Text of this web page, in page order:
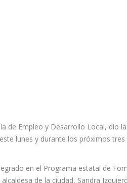
de Empleo y Desarrollo Local, dio
lunes y durante los próximos
en el Programa estatal de
de la ciudad, Sandra